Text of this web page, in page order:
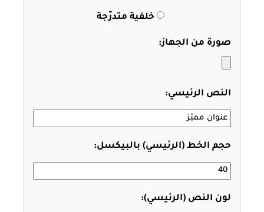
خلفية متدرّجة
صورة من الجهاز:
النص الرئيسي:
حجم الخط (الرئيسي) بالبيكسل:
لون النص (الرئيسي):